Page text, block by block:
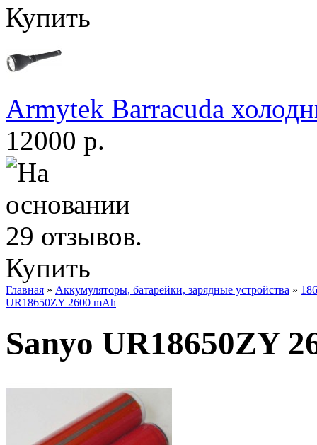
Купить
Armytek Barracuda
12000 р.
Купить
Главная » Аккумуляторы, батарейки, зарядные устройства »
UR18650ZY 2600 mAh
Sanyo UR18650ZY